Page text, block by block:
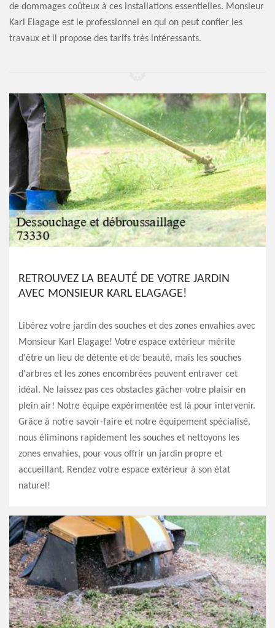
de dommages coûteux à ces installations essentielles. Monsieur
Karl Elagage est le professionnel en qui on peut confier les
travaux et il propose des tarifs très intéressants.
RETROUVEZ LA BEAUTÉ DE VOTRE JARDIN
AVEC MONSIEUR KARL ELAGAGE!
Libérez votre jardin des souches et des zones envahies avec
Monsieur Karl Elagage! Votre espace extérieur mérite
d'être un lieu de détente et de beauté, mais les souches
d'arbres et les zones encombrées peuvent entraver cet
idéal. Ne laissez pas ces obstacles gâcher votre plaisir en
plein air! Notre équipe expérimentée est là pour intervenir.
Grâce à notre savoir-faire et notre équipement spécialisé,
nous éliminons rapidement les souches et nettoyons les
zones envahies, pour vous offrir un jardin propre et
accueillant. Rendez votre espace extérieur à son état
naturel!